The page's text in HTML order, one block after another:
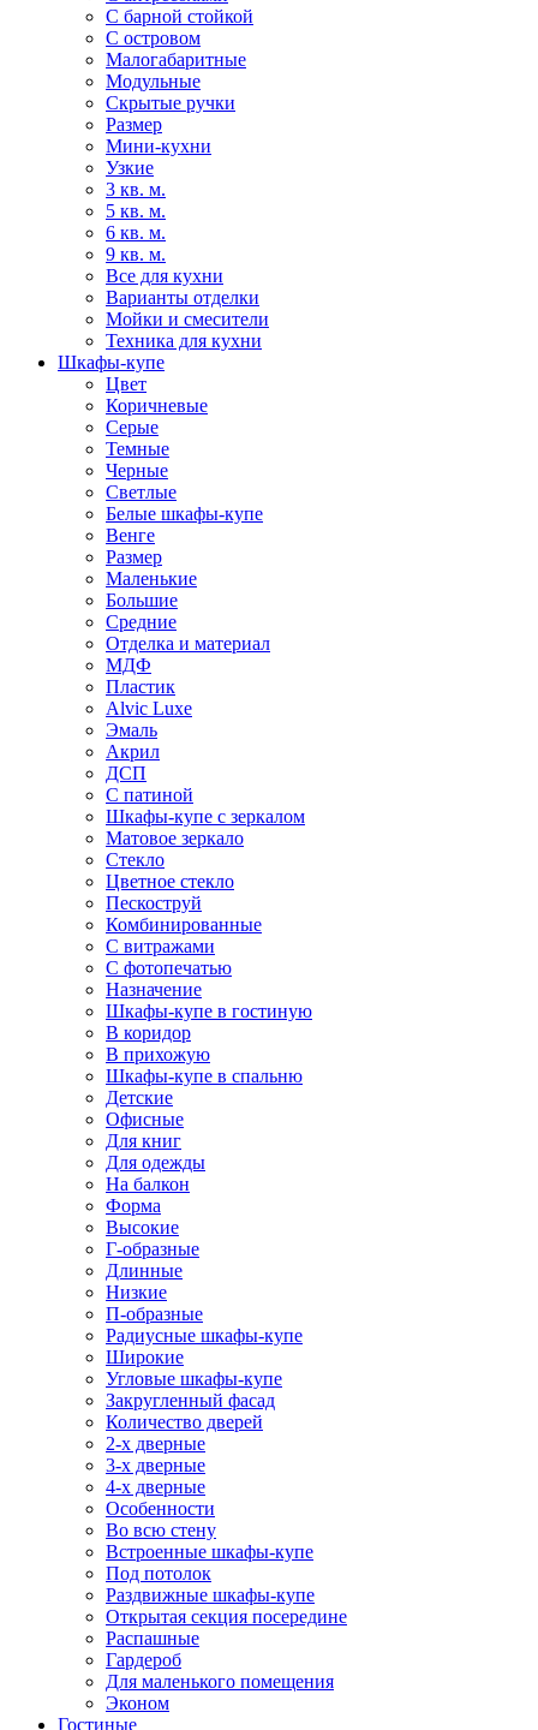
С барной стойкой
С островом
Малогабаритные
Модульные
Скрытые ручки
Размер
Мини-кухни
Узкие
3 кв. м.
5 кв. м.
6 кв. м.
9 кв. м.
Все для кухни
Варианты отделки
Мойки и смесители
Техника для кухни
Шкафы-купе
Цвет
Коричневые
Серые
Темные
Черные
Светлые
Белые шкафы-купе
Венге
Размер
Маленькие
Большие
Средние
Отделка и материал
МДФ
Пластик
Alvic Luxe
Эмаль
Акрил
ДСП
С патиной
Шкафы-купе с зеркалом
Матовое зеркало
Стекло
Цветное стекло
Пескоструй
Комбинированные
С витражами
С фотопечатью
Назначение
Шкафы-купе в гостиную
В коридор
В прихожую
Шкафы-купе в спальню
Детские
Офисные
Для книг
Для одежды
На балкон
Форма
Высокие
Г-образные
Длинные
Низкие
П-образные
Радиусные шкафы-купе
Широкие
Угловые шкафы-купе
Закругленный фасад
Количество дверей
2-х дверные
3-х дверные
4-х дверные
Особенности
Во всю стену
Встроенные шкафы-купе
Под потолок
Раздвижные шкафы-купе
Открытая секция посередине
Распашные
Гардероб
Для маленького помещения
Эконом
Гостиные